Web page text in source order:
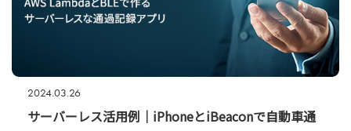
2024.03.26
サーバーレス活用例｜iPhoneとiBeaconで自動車通